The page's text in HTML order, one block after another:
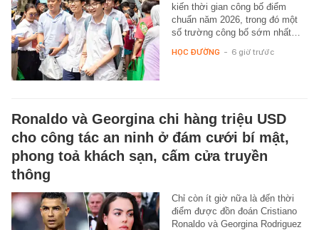
kiến thời gian công bố điểm
chuẩn năm 2026, trong đó một
số trường công bố sớm nhất…
HỌC ĐƯỜNG - 6 giờ trước
Ronaldo và Georgina chi hàng triệu USD
cho công tác an ninh ở đám cưới bí mật,
phong toả khách sạn, cấm cửa truyền
thông
Chỉ còn ít giờ nữa là đến thời
điểm được đồn đoán Cristiano
Ronaldo và Georgina Rodriguez